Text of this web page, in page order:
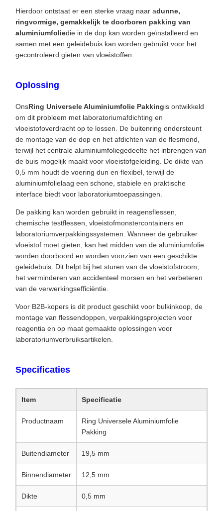
Hierdoor ontstaat er een sterke vraag naar adunne,
ringvormige, gemakkelijk te doorboren pakking van
aluminiumfoliedie in de dop kan worden geïnstalleerd en
samen met een geleidebuis kan worden gebruikt voor het
gecontroleerd gieten van vloeistoffen.
Oplossing
OnsRing Universele Aluminiumfolie Pakkingis ontwikkeld
om dit probleem met laboratoriumafdichting en
vloeistofoverdracht op te lossen. De buitenring ondersteunt
de montage van de dop en het afdichten van de flesmond,
terwijl het centrale aluminiumfoliegedeelte het inbrengen van
de buis mogelijk maakt voor vloeistofgeleiding. De dikte van
0,5 mm houdt de voering dun en flexibel, terwijl de
aluminiumfolielaag een schone, stabiele en praktische
interface biedt voor laboratoriumtoepassingen.
De pakking kan worden gebruikt in reagensflessen,
chemische testflessen, vloeistofmonstercontainers en
laboratoriumverpakkingssystemen. Wanneer de gebruiker
vloeistof moet gieten, kan het midden van de aluminiumfolie
worden doorboord en worden voorzien van een geschikte
geleidebuis. Dit helpt bij het sturen van de vloeistofstroom,
het verminderen van accidenteel morsen en het verbeteren
van de verwerkingsefficiëntie.
Voor B2B-kopers is dit product geschikt voor bulkinkoop, de
montage van flessendoppen, verpakkingsprojecten voor
reagentia en op maat gemaakte oplossingen voor
laboratoriumverbruiksartikelen.
Specificaties
Item Specificatie
Productnaam
Ring Universele Aluminiumfolie
Pakking
Buitendiameter 19,5 mm
Binnendiameter 12,5 mm
Dikte 0,5 mm